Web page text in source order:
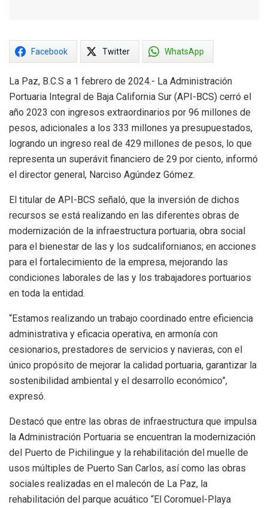
Facebook Twitter WhatsApp
La Paz, B.C.S a 1 febrero de 2024.- La Administración
Portuaria Integral de Baja California Sur (API-BCS) cerró el
año 2023 con ingresos extraordinarios por 96 millones de
pesos, adicionales a los 333 millones ya presupuestados,
logrando un ingreso real de 429 millones de pesos, lo que
representa un superávit financiero de 29 por ciento, informó
el director general, Narciso Agúndez Gómez.
El titular de API-BCS señaló, que la inversión de dichos
recursos se está realizando en las diferentes obras de
modernización de la infraestructura portuaria, obra social
para el bienestar de las y los sudcalifornianos; en acciones
para el fortalecimiento de la empresa, mejorando las
condiciones laborales de las y los trabajadores portuarios
en toda la entidad.
“Estamos realizando un trabajo coordinado entre eficiencia
administrativa y eficacia operativa, en armonía con
cesionarios, prestadores de servicios y navieras, con el
único propósito de mejorar la calidad portuaria, garantizar la
sostenibilidad ambiental y el desarrollo económico”,
expresó.
Destacó que entre las obras de infraestructura que impulsa
la Administración Portuaria se encuentran la modernización
del Puerto de Pichilingue y la rehabilitación del muelle de
usos múltiples de Puerto San Carlos, así como las obras
sociales realizadas en el malecón de La Paz, la
rehabilitación del parque acuático “El Coromuel-Playa